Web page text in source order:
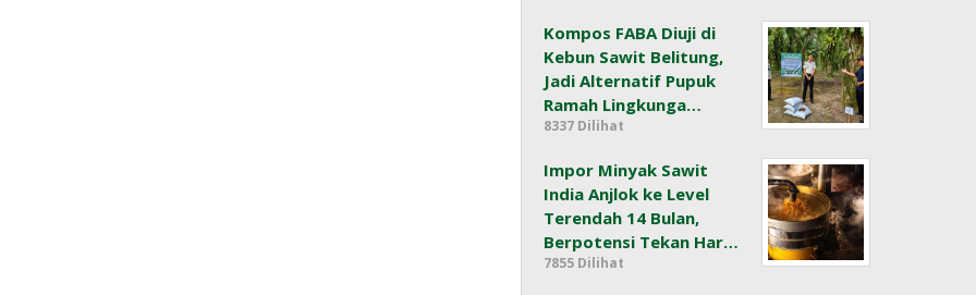
Kompos FABA Diuji di
Kebun Sawit Belitung,
Jadi Alternatif Pupuk
Ramah Lingkunga…
8337 Dilihat
Impor Minyak Sawit
India Anjlok ke Level
Terendah 14 Bulan,
Berpotensi Tekan Har…
7855 Dilihat